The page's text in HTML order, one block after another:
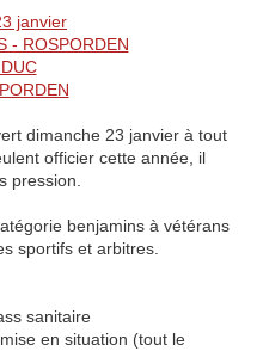
janvier
- ROSPORDEN
dimanche 23 janvier à tout
officier cette année, il
pression.
benjamins à vétérans
sportifs et arbitres.
sanitaire
en situation (tout le